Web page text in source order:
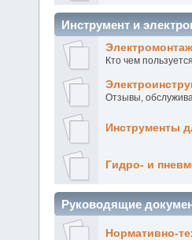
Инструмент и
Кто чем
Отзывы,
Инструменты
Гидро- и
Руководящие
Нормативно-